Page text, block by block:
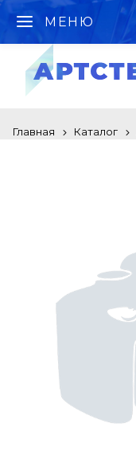
МЕНЮ
Главная Каталог